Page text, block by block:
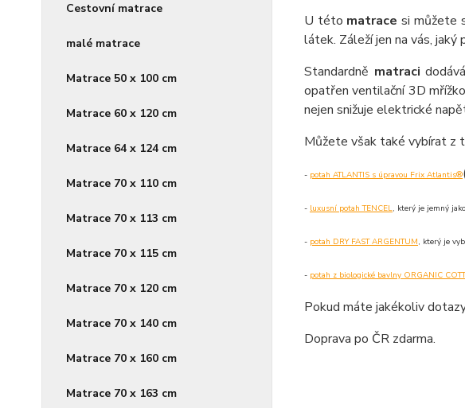
Cestovní matrace
malé matrace
Matrace 50 x 100 cm
Matrace 60 x 120 cm
Matrace 64 x 124 cm
Matrace 70 x 110 cm
Matrace 70 x 113 cm
Matrace 70 x 115 cm
Matrace 70 x 120 cm
Matrace 70 x 140 cm
Matrace 70 x 160 cm
Matrace 70 x 163 cm
U této matracesi můžete
látek. Záleží jen na vás, jaký
Standardně matraci
opatřen ventilační 3D
nejen snižuje elektrické
Můžete však také vybírat z
- potah ATLANTIS s úpravou Frix Atlantis®
- luxusní potah TENCEL, který je jemný
- potah DRY FAST ARGENTUM, který je
- potah z biologické bavlny ORGANIC
Pokud máte jakékoliv
Doprava po ČR zdarma.